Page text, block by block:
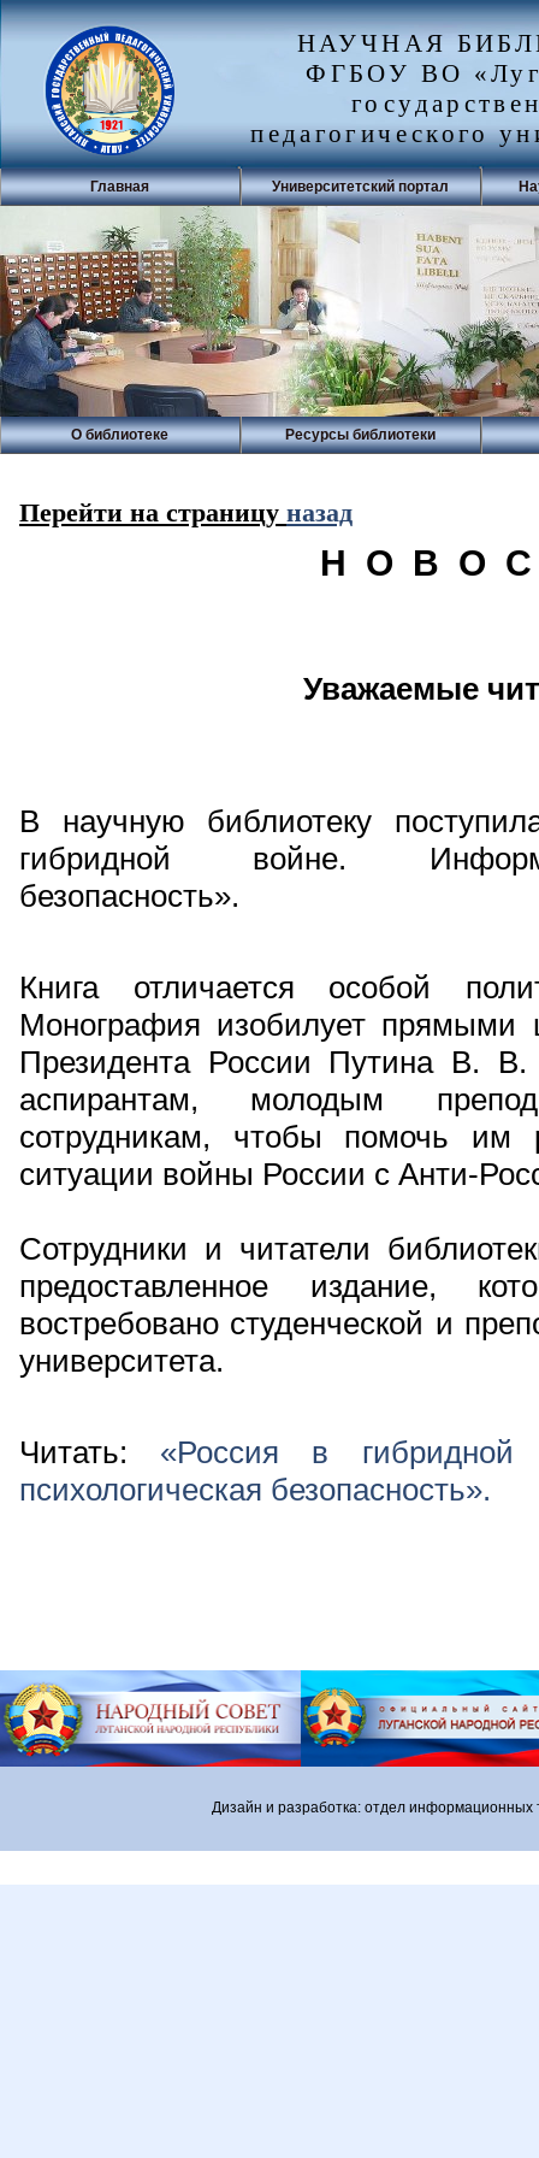
НАУЧНАЯ
ФГБОУ ВО
педагогического
Главная Университетский портал
О библиотеке Ресурсы библиотеки
Перейти на страницу назад
Н О В О
Уважаемые
В научную библиотеку
гибридной войне.
безопасность».
Книга отличается особой
Монография изобилует прямыми
Президента России Путина В. В.
аспирантам, молодым
сотрудникам, чтобы помочь им
ситуации войны России с Анти-
Сотрудники и читатели
предоставленное издание,
востребовано студенческой и
университета.
Читать: «Россия в гибридной
психологическая безопасность».
Дизайн и разработка: отдел информационных